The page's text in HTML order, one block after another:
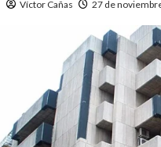
Víctor Cañas 27 de